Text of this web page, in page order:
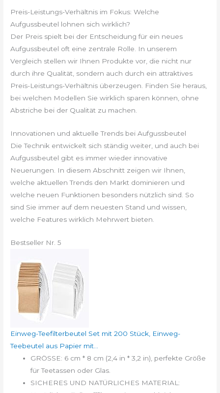
Preis-Leistungs-Verhältnis im Fokus: Welche
Aufgussbeutel lohnen sich wirklich?
Der Preis spielt bei der Entscheidung für ein neues
Aufgussbeutel oft eine zentrale Rolle. In unserem
Vergleich stellen wir Ihnen Produkte vor, die nicht nur
durch ihre Qualität, sondern auch durch ein attraktives
Preis-Leistungs-Verhältnis überzeugen. Finden Sie heraus,
bei welchen Modellen Sie wirklich sparen können, ohne
Abstriche bei der Qualität zu machen.
Innovationen und aktuelle Trends bei Aufgussbeutel
Die Technik entwickelt sich ständig weiter, und auch bei
Aufgussbeutel gibt es immer wieder innovative
Neuerungen. In diesem Abschnitt zeigen wir Ihnen,
welche aktuellen Trends den Markt dominieren und
welche neuen Funktionen besonders nützlich sind. So
sind Sie immer auf dem neuesten Stand und wissen,
welche Features wirklich Mehrwert bieten.
Bestseller Nr. 5
Einweg-Teefilterbeutel Set mit 200 Stück, Einweg-
Teebeutel aus Papier mit...
GRÖSSE: 6 cm * 8 cm (2,4 in * 3,2 in), perfekte Größe
für Teetassen oder Glas.
SICHERES UND NATÜRLICHES MATERIAL: